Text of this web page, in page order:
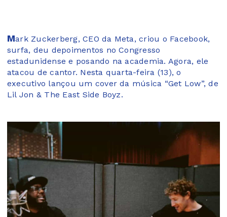
Mark Zuckerberg, CEO da Meta, criou o Facebook,
surfa, deu depoimentos no Congresso
estadunidense e posando na academia. Agora, ele
atacou de cantor. Nesta quarta-feira (13), o
executivo lançou um cover da música “Get Low”, de
Lil Jon & The East Side Boyz.